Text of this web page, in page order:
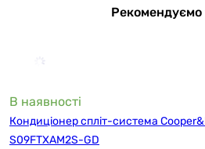
Рекомендуємо
В наявності
Кондиціонер спліт-система
S09FTXAM2S-GD